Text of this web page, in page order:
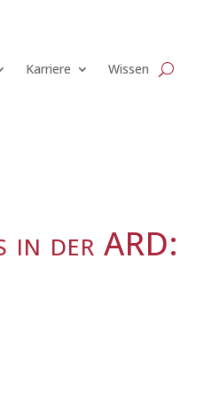
Karriere Wissen
in der ARD: